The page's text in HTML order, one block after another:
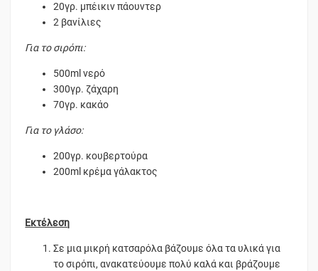
20γρ. μπέικιν πάουντερ
2 βανίλιες
Για το σιρόπι:
500ml νερό
300γρ. ζάχαρη
70γρ. κακάο
Για το γλάσο:
200γρ. κουβερτούρα
200ml κρέμα γάλακτος
Εκτέλεση
Σε μια μικρή κατσαρόλα βάζουμε όλα τα υλικά για
το σιρόπι, ανακατεύουμε πολύ καλά και βράζουμε